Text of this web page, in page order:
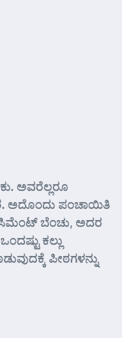
ಅವರೆಲ್ಲರೂ
ಅದೊಂದು ಪಂಚಾಯಿತಿ
ಸಿಮೆಂಟ್ ಬೆಂಚು, ಅದರ
ಕಲ್ಲು
ಪೀಠಗಳನ್ನು